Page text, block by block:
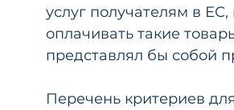
услуг получателям в
оплачивать такие
представлял бы собой
Перечень критериев